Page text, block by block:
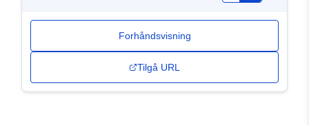
Forhåndsvisning
Tilgå URL